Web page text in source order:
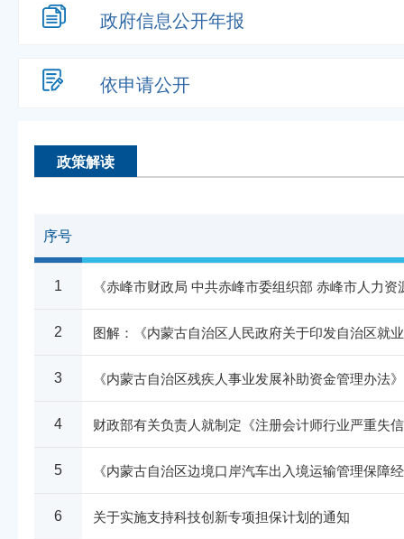
政府信息公开年报
依申请公开
政策解读
序号
1 《赤峰市财政局 中共赤峰市委组织部 赤峰市人力
2 图解：《内蒙古自治区人民政府关于印发自治区就
3 《内蒙古自治区残疾人事业发展补助资金管理办法
4 财政部有关负责人就制定《注册会计师行业严重失
5 《内蒙古自治区边境口岸汽车出入境运输管理保障
6 关于实施支持科技创新专项担保计划的通知